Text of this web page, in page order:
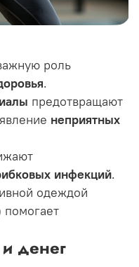
роль
.
предотвращают
неприятных
инфекций.
одеждой
помогает
денег